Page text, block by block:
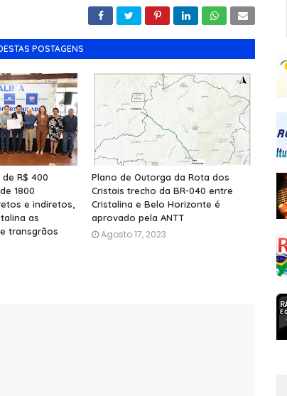
POSTAGENS
R$ 400
1800
e indiretos,
as
transgrãos
Plano de Outorga da Rota dos
Cristais trecho da BR-040 entre
Cristalina e Belo Horizonte é
aprovado pela ANTT
Agosto 17, 2023